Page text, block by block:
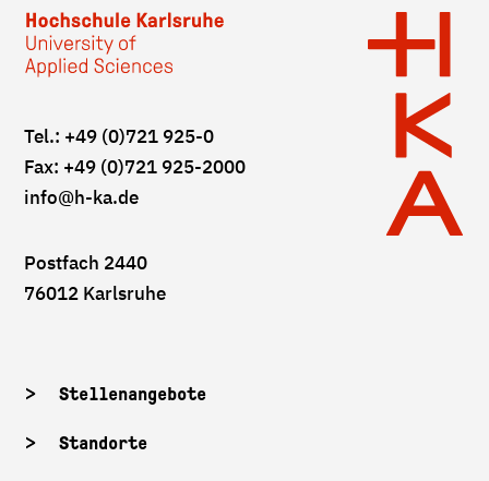
Tel.: +49 (0)721 925-0
Fax: +49 (0)721 925-2000
info@h-ka.de
Postfach 2440
76012 Karlsruhe
Stellenangebote
Standorte